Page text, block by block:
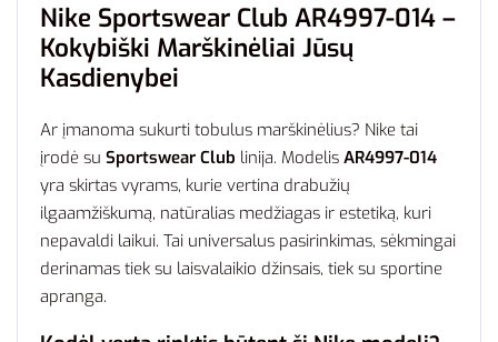
Nike Sportswear Club AR4997-014 –
Kokybiški Marškinėliai Jūsų
Kasdienybei
Ar įmanoma sukurti tobulus marškinėlius? Nike tai
įrodė su Sportswear Club linija. Modelis AR4997-014
yra skirtas vyrams, kurie vertina drabužių
ilgaamžiškumą, natūralias medžiagas ir estetiką, kuri
nepavaldi laikui. Tai universalus pasirinkimas, sėkmingai
derinamas tiek su laisvalaikio džinsais, tiek su sportine
apranga.